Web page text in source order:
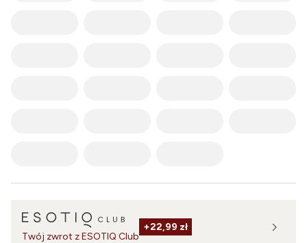
Twój zwrot z ESOTIQ Club
+22,99 zł